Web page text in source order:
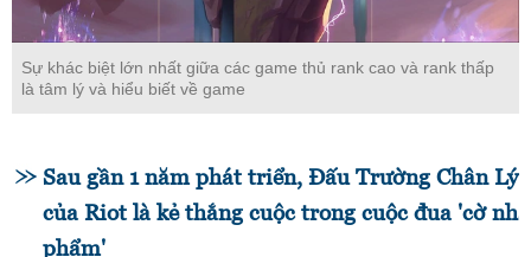
Sự khác biệt lớn nhất giữa các game thủ rank cao và rank thấp
là tâm lý và hiểu biết về game
Sau gần 1 năm phát triển, Đấu Trường Chân Lý
của Riot là kẻ thắng cuộc trong cuộc đua 'cờ
phẩm'